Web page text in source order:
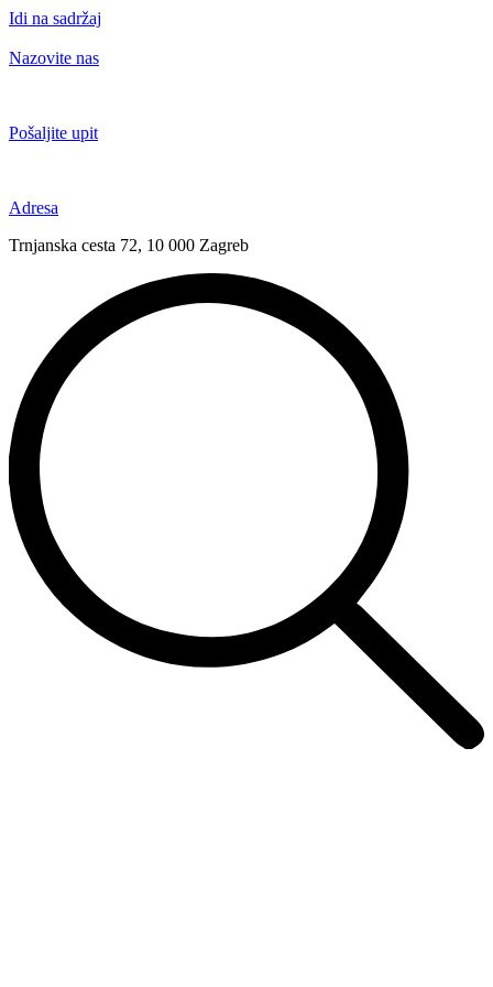
Idi na sadržaj
Nazovite nas
Pošaljite upit
Adresa
Trnjanska cesta 72, 10 000 Zagreb